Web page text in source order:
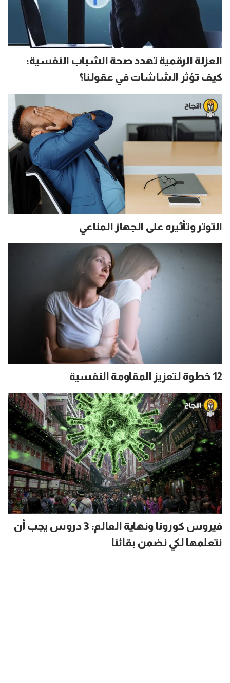
العزلة الرقمية تهدد صحة الشباب النفسية:
كيف تؤثر الشاشات في عقولنا؟
التوتر وتأثيره على الجهاز المناعي
12 خطوة لتعزيز المقاومة النفسية
فيروس كورونا ونهاية العالم: 3 دروس يجب أن
نتعلمها لكي نضمن بقائنا